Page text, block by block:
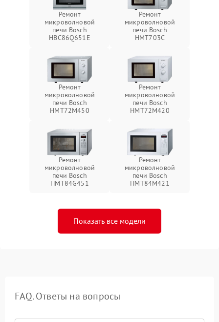
Ремонт
микроволновой
печи Bosch
HBC86Q651E
Ремонт
микроволновой
печи Bosch
HMT703C
Ремонт
микроволновой
печи Bosch
HMT72M450
Ремонт
микроволновой
печи Bosch
HMT72M420
Ремонт
микроволновой
печи Bosch
HMT84G451
Ремонт
микроволновой
печи Bosch
HMT84M421
Показать все модели
FAQ. Ответы на вопросы